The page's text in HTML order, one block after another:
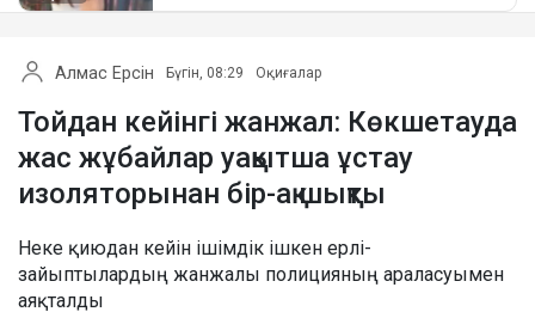
Алмас Ерсін Бүгін, 08:29 Оқиғалар
Тойдан кейінгі жанжал: Көкшетауда
жас жұбайлар уақытша ұстау
изоляторынан бір-ақ шықты
Неке қиюдан кейін ішімдік ішкен ерлі-
зайыптылардың жанжалы полицияның араласуымен
аяқталды